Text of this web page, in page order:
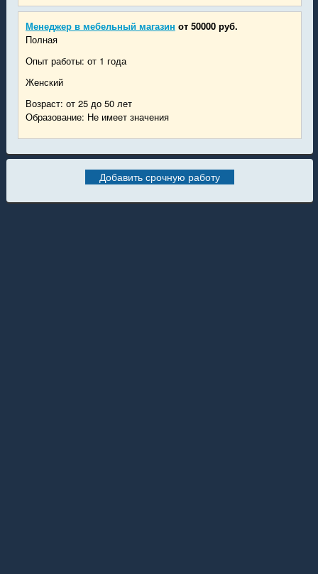
Менеджер в мебельный магазин от 50000 руб.
Полная
Опыт работы: от 1 года
Женский
Возраст: от 25 до 50 лет
Образование: Не имеет значения
Добавить срочную работу